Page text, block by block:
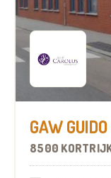
GAW
8500